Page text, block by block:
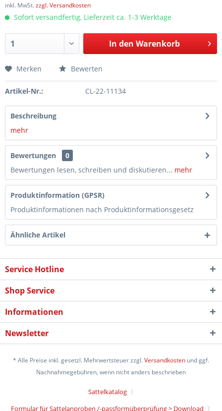
inkl. MwSt.zzgl. Versandkosten
Sofort versandfertig, Lieferzeit ca. 1-3 Werktage
In den Warenkorb
Merken Bewerten
Artikel-Nr.: CL-22-11134
Beschreibung
mehr
Bewertungen
0
Bewertungen lesen, schreiben und diskutieren... mehr
Produktinformation (GPSR)
Produktinformationen nach Produktinformationsgesetz
Ähnliche Artikel
Service Hotline
Shop Service
Informationen
Newsletter
* Alle Preise inkl. gesetzl. Mehrwertsteuer zzgl.Versandkosten und ggf.
Nachnahmegebühren, wenn nicht anders beschrieben
Sattelkatalog
Formular für Sattelanproben /-passformüberprüfung > Download